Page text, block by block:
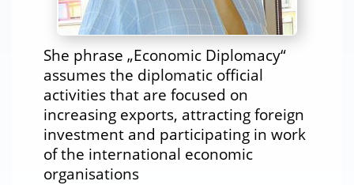
She phrase „Economic Diplomacy“
assumes the diplomatic official
activities that are focused on
increasing exports, attracting foreign
investment and participating in work
of the international economic
organisations